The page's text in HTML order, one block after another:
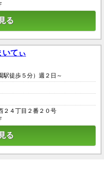
る
てぃ
駅徒歩５分）週２日～
２４丁目２番２０号
る